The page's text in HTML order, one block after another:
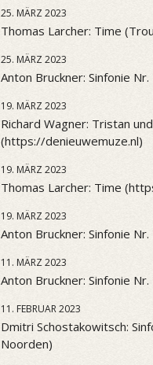
25. MÄRZ 2023
Thomas Larcher: Time
25. MÄRZ 2023
Anton Bruckner: Sinfonie
19. MÄRZ 2023
Richard Wagner: Tristan
(https://denieuwemuze.nl)
19. MÄRZ 2023
Thomas Larcher: Time
19. MÄRZ 2023
Anton Bruckner: Sinfonie
11. MÄRZ 2023
Anton Bruckner: Sinfonie
11. FEBRUAR 2023
Dmitri Schostakowitsch:
Noorden)